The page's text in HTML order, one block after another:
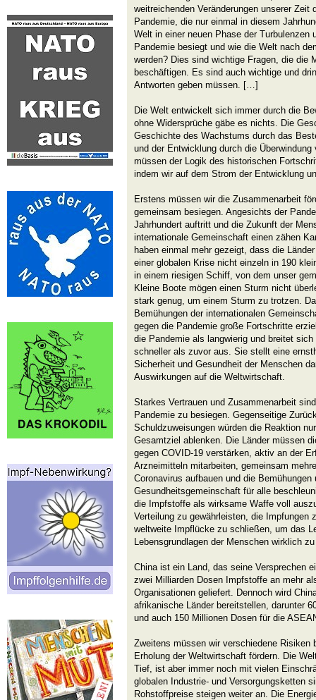
weitreichenden Veränderungen unserer Zeit
Pandemie, die nur einmal in diesem
Welt in einer neuen Phase der Turbulenzen
Pandemie besiegt und wie die Welt nach
werden? Dies sind wichtige Fragen, die die
beschäftigen. Es sind auch wichtige und
Antworten geben müssen. […]
Die Welt entwickelt sich immer durch die
ohne Widersprüche gäbe es nichts. Die
Geschichte des Wachstums durch das
und der Entwicklung durch die
müssen der Logik des historischen
indem wir auf dem Strom der Entwicklung
Erstens müssen wir die Zusammenarbeit
gemeinsam besiegen. Angesichts der
Jahrhundert auftritt und die Zukunft der
internationale Gemeinschaft einen zähen
haben einmal mehr gezeigt, dass die
einer globalen Krise nicht einzeln in 190
in einem riesigen Schiff, von dem unser
Kleine Boote mögen einen Sturm nicht
stark genug, um einem Sturm zu trotzen.
Bemühungen der internationalen
gegen die Pandemie große Fortschritte
die Pandemie als langwierig und breitet
schneller als zuvor aus. Sie stellt eine
Sicherheit und Gesundheit der Menschen
Auswirkungen auf die Weltwirtschaft.
Starkes Vertrauen und Zusammenarbeit
Pandemie zu besiegen. Gegenseitige
Schuldzuweisungen würden die Reaktion
Gesamtziel ablenken. Die Länder müssen
gegen COVID-19 verstärken, aktiv an der
Arzneimitteln mitarbeiten, gemeinsam
Coronavirus aufbauen und die
Gesundheitsgemeinschaft für alle
die Impfstoffe als wirksame Waffe voll
Verteilung zu gewährleisten, die Impfungen
weltweite Impflücke zu schließen, um das
Lebensgrundlagen der Menschen wirklich
China ist ein Land, das seine Versprechen
zwei Milliarden Dosen Impfstoffe an mehr
Organisationen geliefert. Dennoch wird
afrikanische Länder bereitstellen, darunter
und auch 150 Millionen Dosen für die
Zweitens müssen wir verschiedene Risiken
Erholung der Weltwirtschaft fördern. Die
Tief, ist aber immer noch mit vielen
globalen Industrie- und Versorgungsketten
Rohstoffpreise steigen weiter an. Die